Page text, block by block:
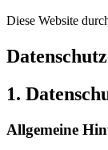
Diese Website
1.
Allgemeine